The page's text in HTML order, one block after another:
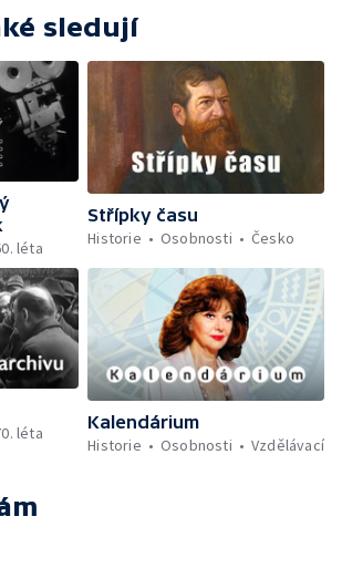
sledují
léta
Střípky času
Historie
Osobnosti Česko
léta
Kalendárium
Historie
Osobnosti Vzdělávací